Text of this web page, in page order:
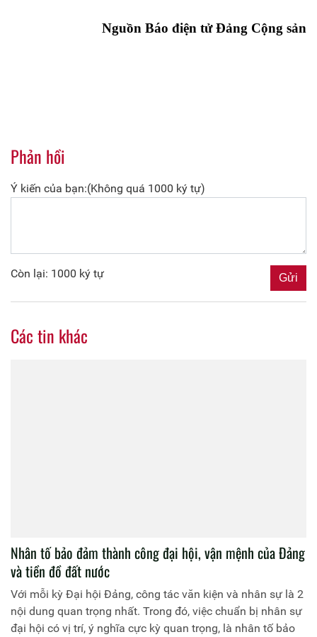
Nguồn Báo điện tử Đảng Cộng sản
Phản hồi
Ý kiến của bạn:(Không quá 1000 ký tự)
Còn lại: 1000 ký tự
Các tin khác
Nhân tố bảo đảm thành công đại hội, vận mệnh của Đảng
và tiền đồ đất nước
Với mỗi kỳ Đại hội Đảng, công tác văn kiện và nhân sự là 2
nội dung quan trọng nhất. Trong đó, việc chuẩn bị nhân sự
đại hội có vị trí, ý nghĩa cực kỳ quan trọng, là nhân tố bảo